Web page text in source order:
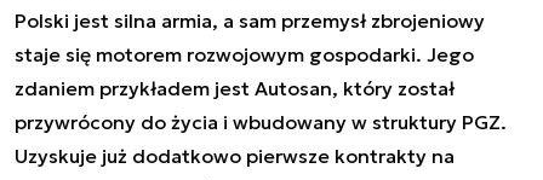
Polski jest silna armia, a sam przemysł zbrojeniowy
staje się motorem rozwojowym gospodarki. Jego
zdaniem przykładem jest Autosan, który został
przywrócony do życia i wbudowany w struktury PGZ.
Uzyskuje już dodatkowo pierwsze kontrakty na